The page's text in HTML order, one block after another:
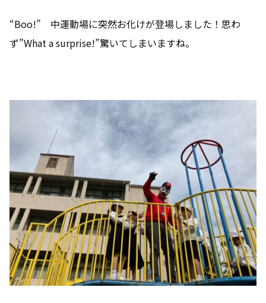
“Boo!” 中運動場に突然お化けが登場しました！思わ
ず”What a surprise!”驚いてしまいますね。